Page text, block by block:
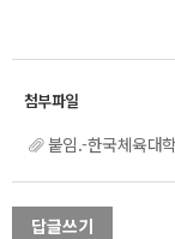
붙임.-한국체육대
답글쓰기